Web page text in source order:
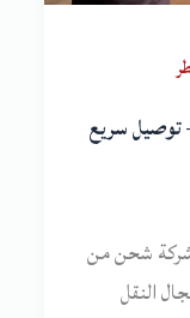
توصيل سريع
شركة شحن من
النقل